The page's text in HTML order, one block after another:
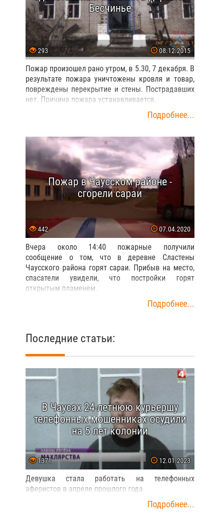
Бесчинье
293 08.12.2015
Пожар произошел рано утром, в 5.30, 7 декабря. В
результате пожара уничтожены кровля и товар,
повреждены перекрытие и стены. Пострадавших
нет. Причина пожара устанавливается.
Подробнее...
Пожар в Чаусском районе -
сгорели сараи
442 07.04.2020
Вчера около 14:40 пожарные получили
сообщение о том, что в деревне Сластены
Чаусского района горят сараи. Прибыв на место,
спасатели увидели, что постройки горят
открытым пламенем.
Подробнее...
Последние статьи:
В Чаусах 24-летнюю курьершу
телефонных мошенниках осудили
на 5 лет колонии
1371 12.01.2023
Девушка стала работать на телефонных
аферистов в апреле прошлого года.
Подробнее...